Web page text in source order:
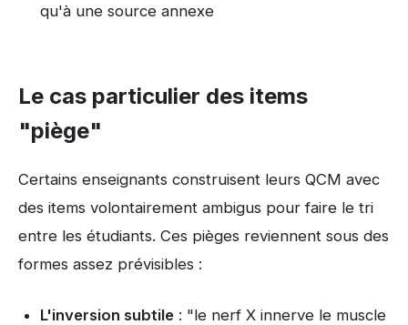
qu'à une source annexe
Le cas particulier des items
"piège"
Certains enseignants construisent leurs QCM avec
des items volontairement ambigus pour faire le tri
entre les étudiants. Ces pièges reviennent sous des
formes assez prévisibles :
L'inversion subtile : "le nerf X innerve le muscle